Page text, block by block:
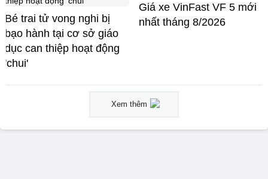
Bé trai tử vong nghi bị
bạo hành tại cơ sở giáo
dục can thiệp hoạt động
'chui'
Giá xe VinFast VF 5 mới
nhất tháng 8/2026
Xem thêm